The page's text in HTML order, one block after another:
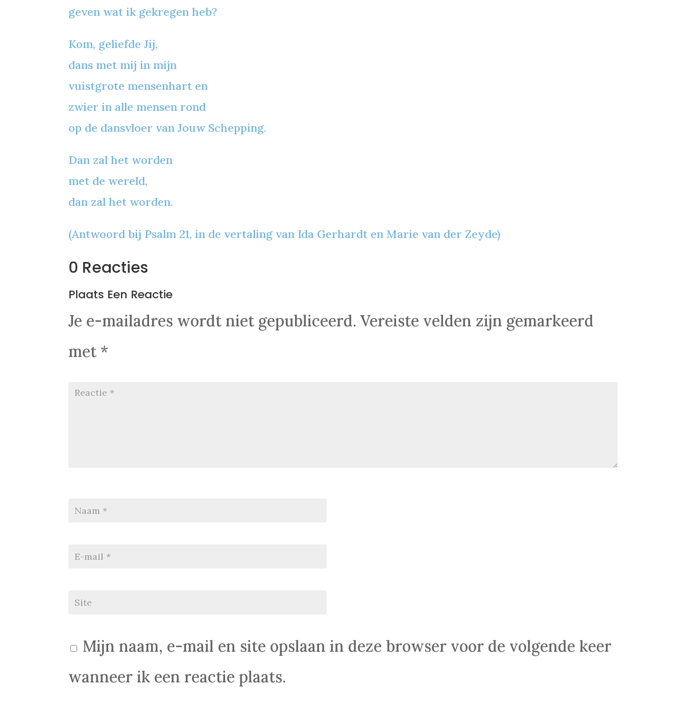
geven wat ik gekregen heb?
Kom, geliefde Jij,
dans met mij in mijn
vuistgrote mensenhart en
zwier in alle mensen rond
op de dansvloer van Jouw Schepping.
Dan zal het worden
met de wereld,
dan zal het worden.
(Antwoord bij Psalm 21, in de vertaling van Ida Gerhardt en Marie van der Zeyde)
0 Reacties
Plaats Een Reactie
Je e-mailadres wordt niet gepubliceerd. Vereiste velden zijn gemarkeerd
met *
Mijn naam, e-mail en site opslaan in deze browser voor de volgende keer
wanneer ik een reactie plaats.